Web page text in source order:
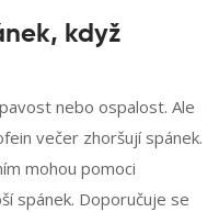
když
nebo ospalost. Ale
večer zhoršují spánek.
mohou pomoci
spánek. Doporučuje se